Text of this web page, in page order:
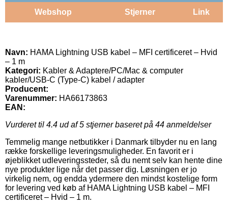
Webshop Stjerner Link
Navn: HAMA Lightning USB kabel – MFI certificeret – Hvid
– 1 m
Kategori: Kabler & Adaptere/PC/Mac & computer
kabler/USB-C (Type-C) kabel / adapter
Producent:
Varenummer: HA66173863
EAN:
Vurderet til 4.4 ud af 5 stjerner baseret på 44 anmeldelser
Temmelig mange netbutikker i Danmark tilbyder nu en lang
række forskellige leveringsmuligheder. En favorit er i
øjeblikket udleveringssteder, så du nemt selv kan hente dine
nye produkter lige når det passer dig. Løsningen er jo
virkelig nem, og endda ydermere den mindst kostelige form
for levering ved køb af HAMA Lightning USB kabel – MFI
certificeret – Hvid – 1 m.